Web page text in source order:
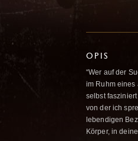
OPIS
“Wer auf der
im Ruhm eines
selbst
von der ich
lebendigen
Körper, in